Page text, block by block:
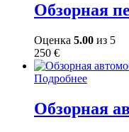
Обзорная
Оценка 5.00 из 5
250 €
Подробнее
Обзорная